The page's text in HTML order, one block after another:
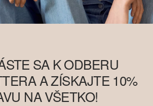
SA K ODBERU
A ZÍSKAJTE 10%
NA VŠETKO!